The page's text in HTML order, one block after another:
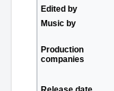
Edited by
Music by
Production
companies